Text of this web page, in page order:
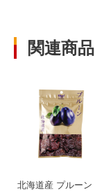
関連商品
北海道産 プルーン